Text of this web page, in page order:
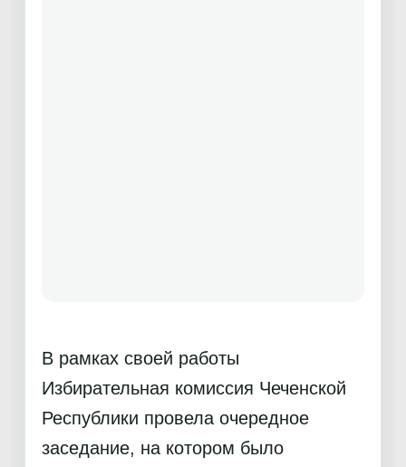
В рамках своей работы
Избирательная комиссия Чеченской
Республики провела очередное
заседание, на котором было